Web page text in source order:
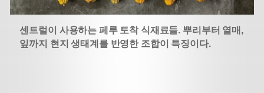
센트럴이 사용하는 페루 토착 식재료들. 뿌리부터 열매,
잎까지 현지 생태계를 반영한 조합이 특징이다.